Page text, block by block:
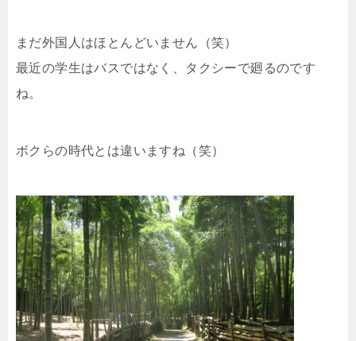
まだ外国人はほとんどいません（笑）
最近の学生はバスではなく、タクシーで廻るのです
ね。
ボクらの時代とは違いますね（笑）